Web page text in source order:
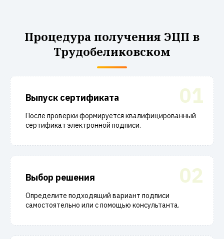
Процедура получения ЭЦП в
Трудобеликовском
01
Выпуск сертификата
После проверки формируется квалифицированный
сертификат электронной подписи.
02
Выбор решения
Определите подходящий вариант подписи
самостоятельно или с помощью консультанта.